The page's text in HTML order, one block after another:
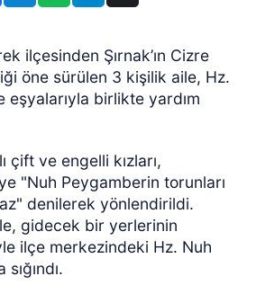
ilçesinden Şırnak’ın Cizre
öne sürülen 3 kişilik aile, Hz.
eşyalarıyla birlikte yardım
çift ve engelli kızları,
"Nuh Peygamberin torunları
denilerek yönlendirildi.
gidecek bir yerlerinin
ilçe merkezindeki Hz. Nuh